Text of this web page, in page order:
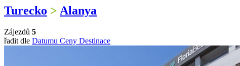
Turecko > Alanya
Zájezdů 5
řadit dle Datumu Ceny Destinace